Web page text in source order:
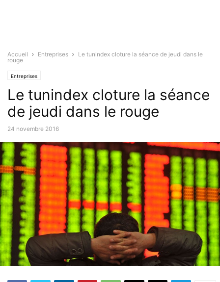
Accueil Entreprises
Le tunindex cloture la séance de jeudi dans le
rouge
Entreprises
Le tunindex cloture la séance
de jeudi dans le rouge
24 novembre 2016